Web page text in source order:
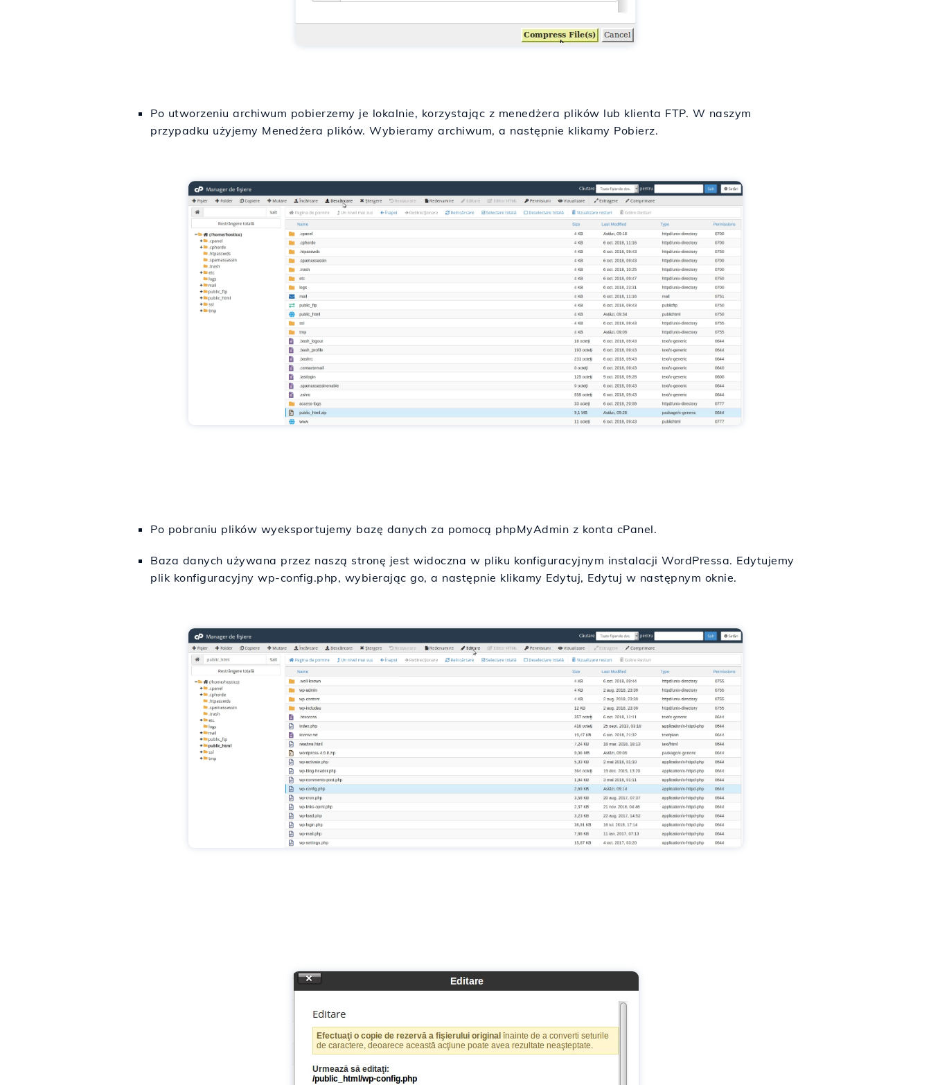
Po utworzeniu archiwum pobierzemy je lokalnie, korzystając z menedżera plików lub klienta FTP. W naszym
przypadku użyjemy Menedżera plików. Wybieramy archiwum, a następnie klikamy Pobierz.
Po pobraniu plików wyeksportujemy bazę danych za pomocą phpMyAdmin z konta cPanel.
Baza danych używana przez naszą stronę jest widoczna w pliku konfiguracyjnym instalacji WordPressa. Edytujemy
plik konfiguracyjny wp-config.php, wybierając go, a następnie klikamy Edytuj, Edytuj w następnym oknie.